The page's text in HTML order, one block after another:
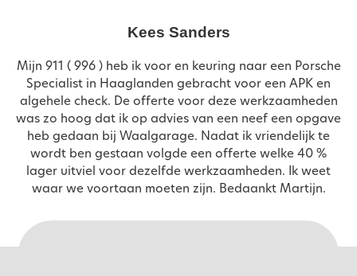
Kees Sanders
Mijn 911 ( 996 ) heb ik voor en keuring naar een Porsche
Specialist in Haaglanden gebracht voor een APK en
algehele check. De offerte voor deze werkzaamheden
was zo hoog dat ik op advies van een neef een opgave
heb gedaan bij Waalgarage. Nadat ik vriendelijk te
wordt ben gestaan volgde een offerte welke 40 %
lager uitviel voor dezelfde werkzaamheden. Ik weet
waar we voortaan moeten zijn. Bedaankt Martijn.